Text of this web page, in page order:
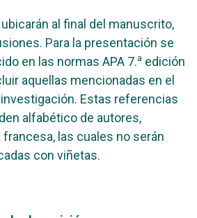
al final del manuscrito,
Para la presentación se
en las normas APA 7.a edición
aquellas mencionadas en el
Estas referencias
alfabético de autores,
las cuales no serán
con viñetas.